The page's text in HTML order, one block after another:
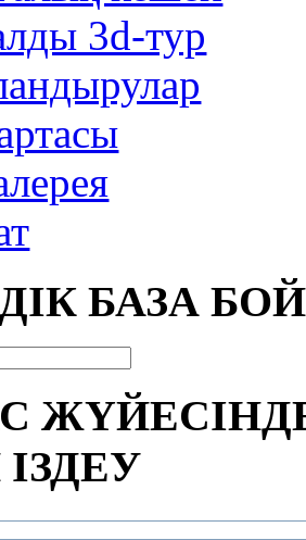
3d-тур
БАЗА